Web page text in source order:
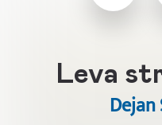
Leva